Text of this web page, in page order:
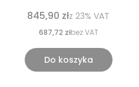
845,90 złz 23% VAT
687,72 złbez VAT
Do koszyka